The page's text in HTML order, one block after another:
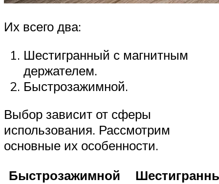
Их всего два:
Шестигранный с магнитным
держателем.
Быстрозажимной.
Выбор зависит от сферы
использования. Рассмотрим
основные их особенности.
Быстрозажимной